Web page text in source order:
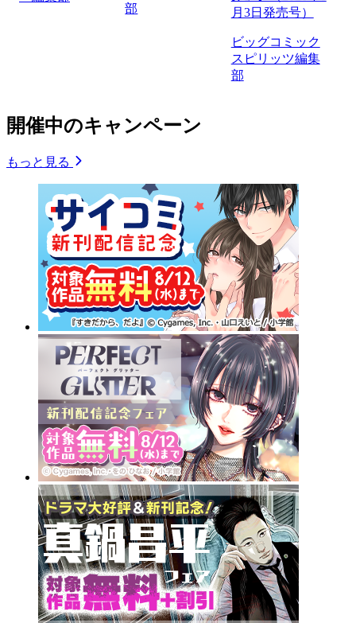
部
月3日発売号）
ビッグコミック
スピリッツ編集
部
開催中のキャンペーン
もっと見る